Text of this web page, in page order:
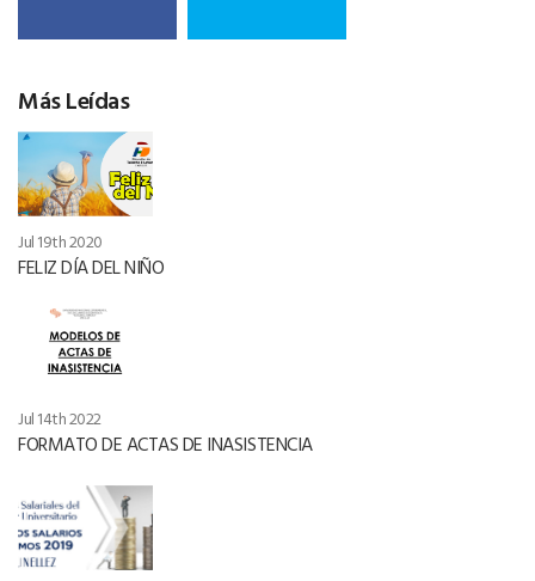
Más Leídas
Jul 19th 2020
FELIZ DÍA DEL NIÑO
Jul 14th 2022
FORMATO DE ACTAS DE INASISTENCIA